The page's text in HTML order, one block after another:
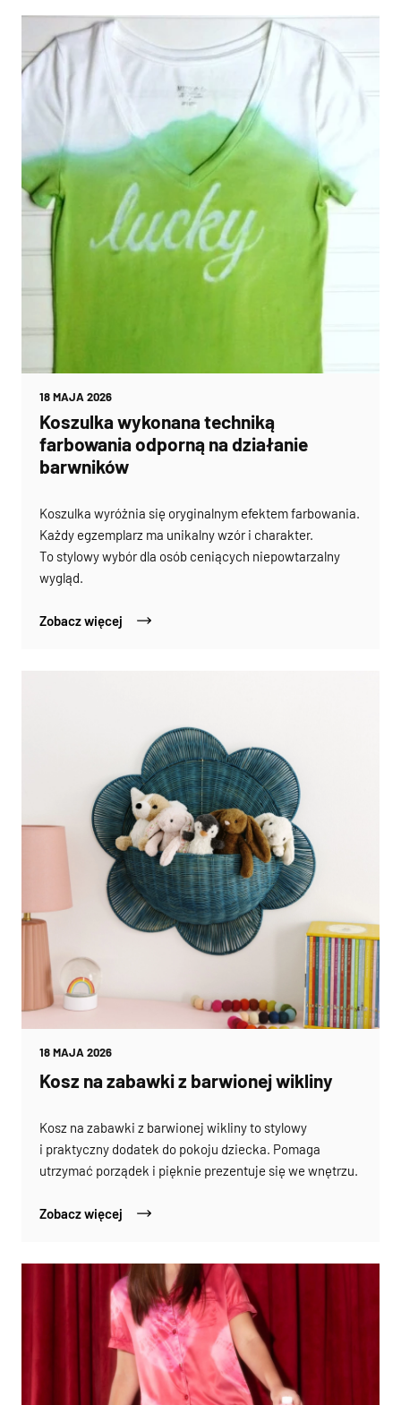
18 MAJA 2026
Koszulka wykonana techniką
farbowania odporną na działanie
barwników
Koszulka wyróżnia się oryginalnym efektem farbowania.
Każdy egzemplarz ma unikalny wzór i charakter.
To stylowy wybór dla osób ceniących niepowtarzalny
wygląd.
Zobacz więcej
18 MAJA 2026
Kosz na zabawki z barwionej wikliny
Kosz na zabawki z barwionej wikliny to stylowy
i praktyczny dodatek do pokoju dziecka. Pomaga
utrzymać porządek i pięknie prezentuje się we wnętrzu.
Zobacz więcej